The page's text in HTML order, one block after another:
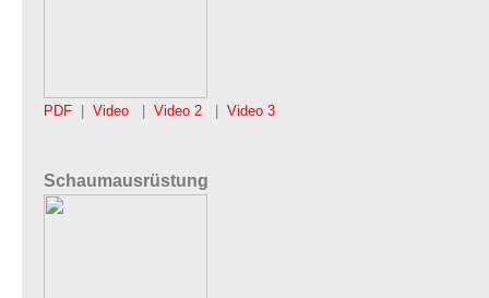
PDF Video Video 2 Video 3
Schaumausrüstung